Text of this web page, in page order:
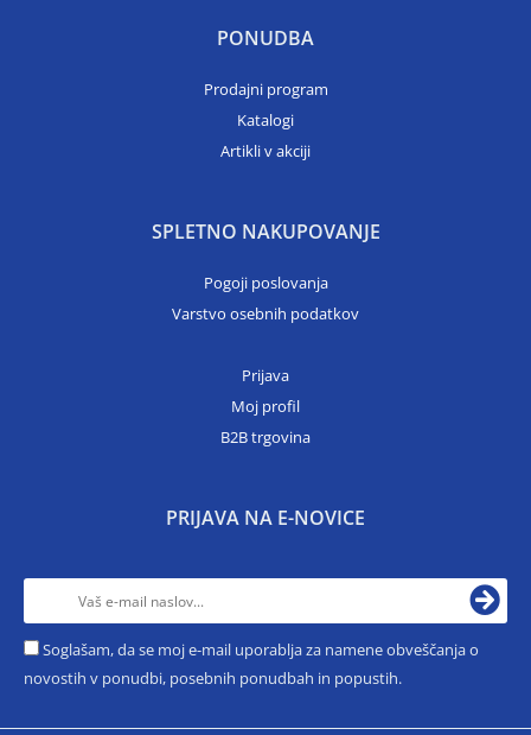
PONUDBA
Prodajni program
Katalogi
Artikli v akciji
SPLETNO NAKUPOVANJE
Pogoji poslovanja
Varstvo osebnih podatkov
Prijava
Moj profil
B2B trgovina
PRIJAVA NA E-NOVICE
Soglašam, da se moj e-mail uporablja za namene obveščanja o
novostih v ponudbi, posebnih ponudbah in popustih.